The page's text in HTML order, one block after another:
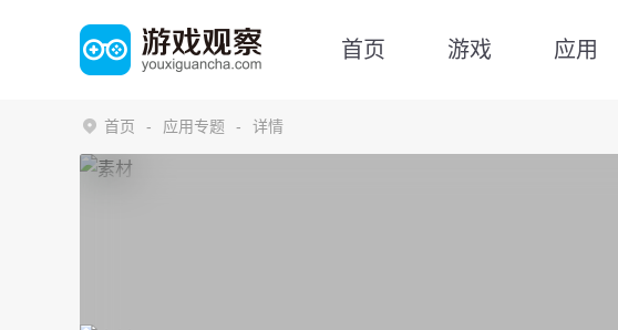
首页 游戏 应用
首页 应用专题 详情